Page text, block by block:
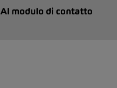
Al modulo di contatto